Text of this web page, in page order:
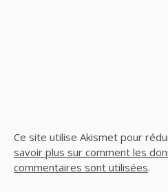
Ce site utilise Akismet pour
savoir plus sur comment les
commentaires sont utilisées.